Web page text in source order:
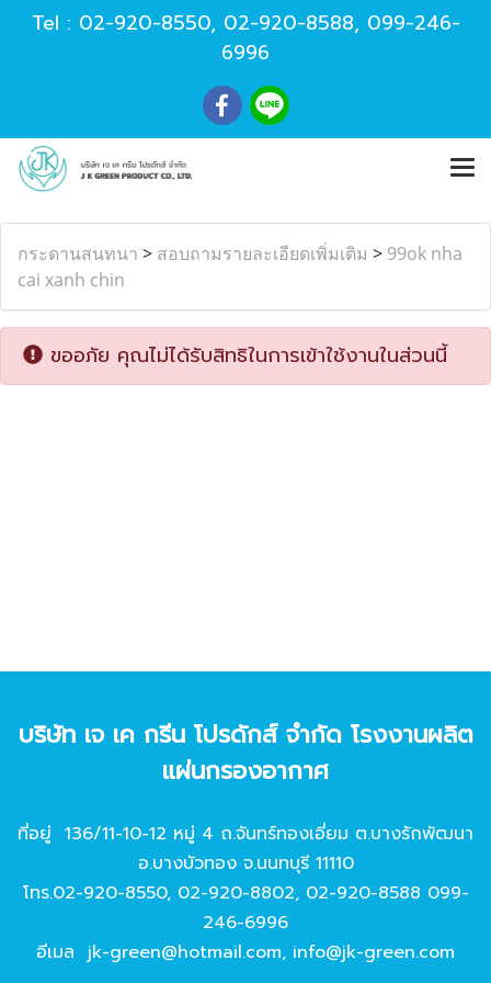
Tel : 02-920-8550, 02-920-8588, 099-246-
6996
กระดานสนทนา > สอบถามรายละเอียดเพิ่มเติม > 99ok nha
cai xanh chin
ขออภัย คุณไม่ได้รับสิทธิในการเข้าใช้งานในส่วนนี้
บริษัท เจ เค กรีน โปรดักส์ จํากัด โรงงานผลิต
แผ่นกรองอากาศ
ที่อยู่ 136/11-10-12 หมู่ 4 ถ.จันทร์ทองเอี่ยม ต.บางรักพัฒนา
อ.บางบัวทอง จ.นนทบุรี 11110
โทร.02-920-8550, 02-920-8802, 02-920-8588 099-
246-6996
อีเมล jk-green@hotmail.com, info@jk-green.com